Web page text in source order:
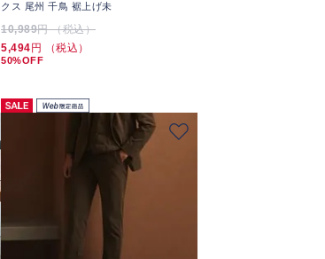
クス 尾州 千鳥 裾上げ未
10,989円 （税込）
5,494 円 （税込）
50%OFF